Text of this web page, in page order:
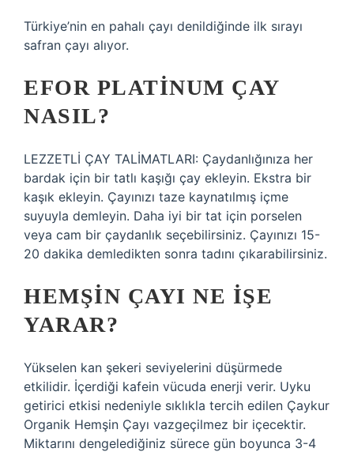
Türkiye’nin en pahalı çayı denildiğinde ilk sırayı
safran çayı alıyor.
EFOR PLATINUM ÇAY
NASIL?
LEZZETLİ ÇAY TALİMATLARI: Çaydanlığınıza her
bardak için bir tatlı kaşığı çay ekleyin. Ekstra bir
kaşık ekleyin. Çayınızı taze kaynatılmış içme
suyuyla demleyin. Daha iyi bir tat için porselen
veya cam bir çaydanlık seçebilirsiniz. Çayınızı 15-
20 dakika demledikten sonra tadını çıkarabilirsiniz.
HEMŞIN ÇAYI NE IŞE
YARAR?
Yükselen kan şekeri seviyelerini düşürmede
etkilidir. İçerdiği kafein vücuda enerji verir. Uyku
getirici etkisi nedeniyle sıklıkla tercih edilen Çaykur
Organik Hemşin Çayı vazgeçilmez bir içecektir.
Miktarını dengelediğiniz sürece gün boyunca 3-4